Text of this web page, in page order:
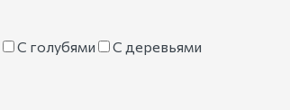
С голубями
С деревьями